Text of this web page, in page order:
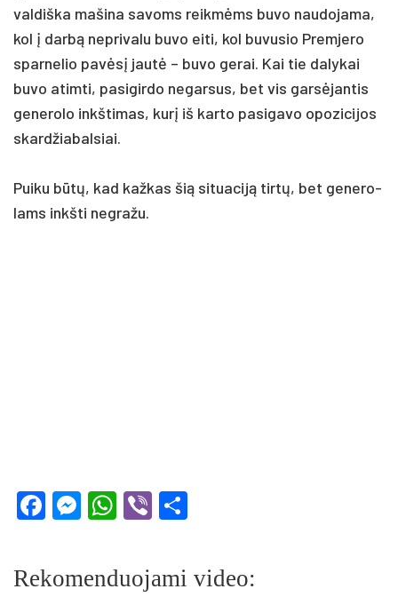
val­diš­ka ma­ši­na sa­voms reikmėms bu­vo nau­do­ja­ma,
kol į darbą ne­pri­va­lu bu­vo ei­ti, kol bu­vu­sio Prem­je­ro
spar­ne­lio pa­vėsį jautė – bu­vo ge­rai. Kai tie da­ly­kai
bu­vo atim­ti, pa­si­gir­do ne­gar­sus, bet vis garsė­jan­tis
ge­ne­ro­lo inkš­ti­mas, kurį iš kar­to pa­si­ga­vo opo­zi­ci­jos
skard­žia­bal­siai.
Pui­ku būtų, kad kaž­kas šią si­tua­ciją tirtų, bet ge­ne­ro­
lams inkš­ti ne­gra­žu.
Facebook
Messenger
WhatsApp
Viber
Rekomenduojami video: